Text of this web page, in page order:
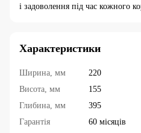
і задоволення під час кожного
Характеристики
Ширина, мм
220
Висота, мм
155
Глибина, мм
395
Гарантія
60 місяців